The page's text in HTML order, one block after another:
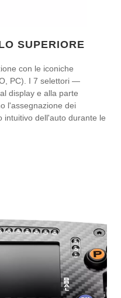
SUPERIORE
con le iconiche
PC). I 7 selettori —
display e alla parte
l'assegnazione dei
intuitivo dell'auto durante le